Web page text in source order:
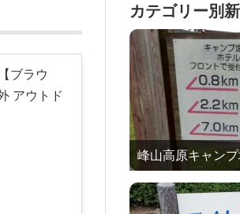
ブラウ
アウトド
カテゴリー別
峰山高原キャン